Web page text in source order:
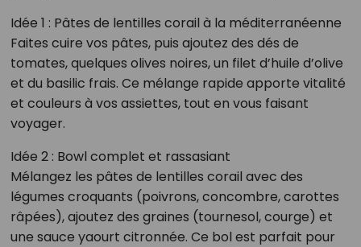
Idée 1 : Pâtes de lentilles corail à la méditerranéenne
Faites cuire vos pâtes, puis ajoutez des dés de
tomates, quelques olives noires, un filet d’huile d’olive
et du basilic frais. Ce mélange rapide apporte vitalité
et couleurs à vos assiettes, tout en vous faisant
voyager.
Idée 2 : Bowl complet et rassasiant
Mélangez les pâtes de lentilles corail avec des
légumes croquants (poivrons, concombre, carottes
râpées), ajoutez des graines (tournesol, courge) et
une sauce yaourt citronnée. Ce bol est parfait pour